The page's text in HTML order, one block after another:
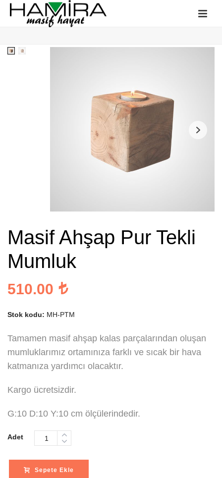
Masif Ahşap Pur Tekli
Mumluk
510.00
Stok kodu: MH-PTM
Tamamen masif ahşap kalas parçalarından oluşan
mumluklarımız ortamınıza farklı ve sıcak bir hava
katmanıza yardımcı olacaktır.
Kargo ücretsizdir.
G:10 D:10 Y:10 cm ölçülerindedir.
Adet
Sepete Ekle